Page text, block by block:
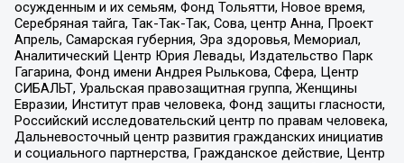
осужденным и их семьям, Фонд Тольятти, Новое время,
Серебряная тайга, Так-Так-Так, Сова, центр Анна, Проект
Апрель, Самарская губерния, Эра здоровья, Мемориал,
Аналитический Центр Юрия Левады, Издательство Парк
Гагарина, Фонд имени Андрея Рылькова, Сфера, Центр
СИБАЛЬТ, Уральская правозащитная группа, Женщины
Евразии, Институт прав человека, Фонд защиты гласности,
Российский исследовательский центр по правам человека,
Дальневосточный центр развития гражданских инициатив
и социального партнерства, Гражданское действие, Центр